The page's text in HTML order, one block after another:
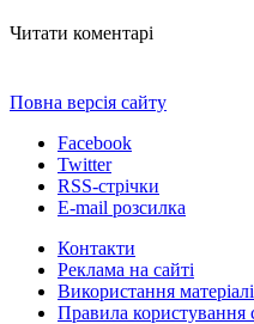
Читати коментарі
Повна версія сайту
Facebook
Twitter
RSS-стрічки
E-mail розсилка
Контакти
Реклама на сайті
Використання
Правила користування